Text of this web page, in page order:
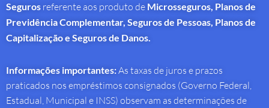
Seguros referente aos produto de Microsseguros, Planos de
Previdência Complementar, Seguros de Pessoas, Planos de
Capitalização e Seguros de Danos.
Informações importantes:As taxas de juros e prazos
praticados nos empréstimos consignados (Governo Federal,
Estadual, Municipal e INSS) observam as determinações de